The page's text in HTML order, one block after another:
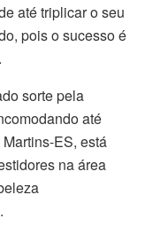
até triplicar o seu
pois o sucesso é
sorte pela
até
ES, está
na área